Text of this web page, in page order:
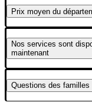
Prix moyen du
Nos services sont
maintenant
Questions des familles